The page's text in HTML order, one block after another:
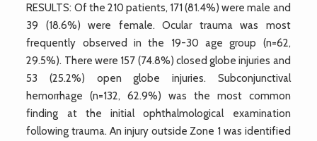
RESULTS: Of the 210 patients, 171 (81.4%) were male and
39 (18.6%) were female. Ocular trauma was most
frequently observed in the 19-30 age group (n=62,
29.5%). There were 157 (74.8%) closed globe injuries and
53 (25.2%) open globe injuries. Subconjunctival
hemorrhage (n=132, 62.9%) was the most common
finding at the initial ophthalmological examination
following trauma. An injury outside Zone 1 was identified